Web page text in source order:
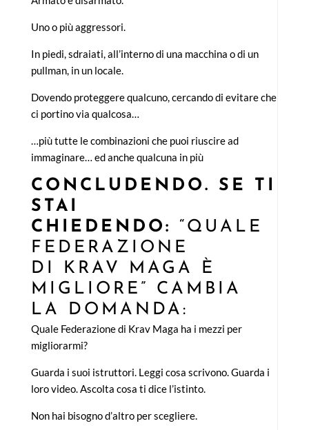
Uno o più aggressori.
In piedi, sdraiati, all’interno di una macchina o di un
pullman, in un locale.
Dovendo proteggere qualcuno, cercando di evitare che
ci portino via qualcosa…
…più tutte le combinazioni che puoi riuscire ad
immaginare… ed anche qualcuna in più
CONCLUDENDO. SE TI
STAI
CHIEDENDO: “QUALE
FEDERAZIONE
DI KRAV MAGA È
MIGLIORE” CAMBIA
LA DOMANDA:
Quale Federazione di Krav Maga ha i mezzi per
migliorarmi?
Guarda i suoi istruttori. Leggi cosa scrivono. Guarda i
loro video. Ascolta cosa ti dice l’istinto.
Non hai bisogno d’altro per scegliere.